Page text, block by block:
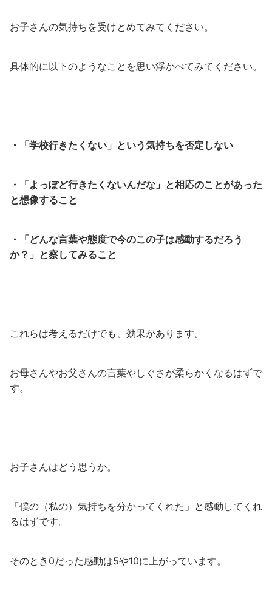
お子さんの気持ちを受けとめてみてください。
具体的に以下のようなことを思い浮かべてみてください。
・「学校行きたくない」という気持ちを否定しない
・「よっぽど行きたくないんだな」と相応のことがあった
と想像すること
・「どんな言葉や態度で今のこの子は感動するだろう
か？」と察してみること
これらは考えるだけでも、効果があります。
お母さんやお父さんの言葉やしぐさが柔らかくなるはずで
す。
お子さんはどう思うか。
「僕の（私の）気持ちを分かってくれた」と感動してくれ
るはずです。
そのとき0だった感動は5や10に上がっています。